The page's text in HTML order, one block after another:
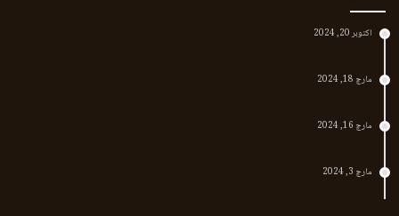
اکتوبر 20, 2024
مارچ 18, 2024
مارچ 16, 2024
مارچ 3, 2024